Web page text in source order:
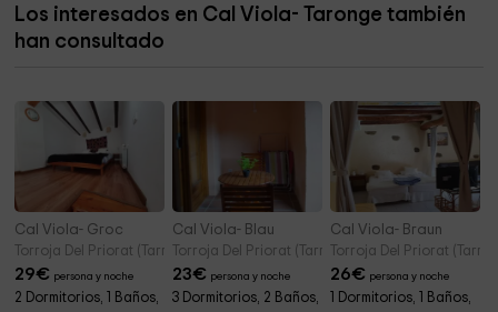
Ermita de Sant Antoni 4,9 km
Los interesados en Cal Viola- Taronge también
han consultado
Cal Viola- Groc
Torroja Del Priorat (Tarragona)
29€ persona y noche
2 Dormitorios, 1 Baños,
Cal Viola- Blau
Torroja Del Priorat (Tarragona)
23€ persona y noche
3 Dormitorios, 2 Baños,
Cal Viola- Braun
Torroja Del Priorat
26€ persona y noche
1 Dormitorios, 1 Baños,